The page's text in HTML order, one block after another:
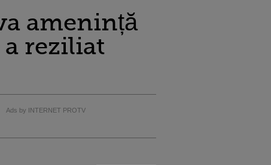
amenință
a reziliat
Ads by INTERNET PROTV